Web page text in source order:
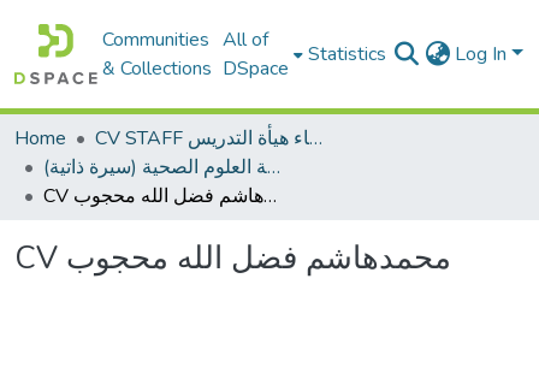
Communities
& Collections
All of
DSpace
Statistics Log In
Home
CV STAFF السيره الذاتية لأعضاء هيأة التدريس
كلية العلوم الصحية (سيرة ذاتية)
CV محمدهاشم فضل الله محجوب
CV محمدهاشم فضل الله محجوب